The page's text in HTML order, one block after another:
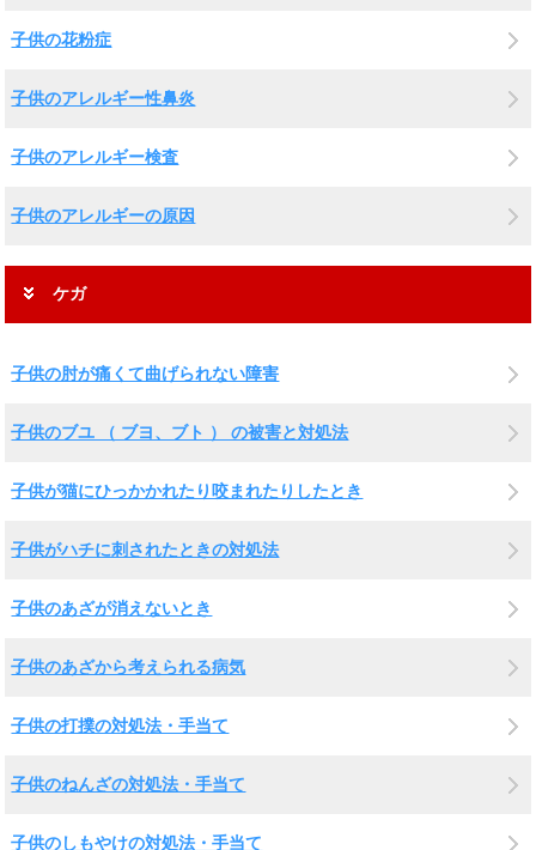
子供の花粉症
子供のアレルギー性鼻炎
子供のアレルギー検査
子供のアレルギーの原因
ケガ
子供の肘が痛くて曲げられない障害
子供のブユ （ ブヨ、ブト ） の被害と対処法
子供が猫にひっかかれたり咬まれたりしたとき
子供がハチに刺されたときの対処法
子供のあざが消えないとき
子供のあざから考えられる病気
子供の打撲の対処法・手当て
子供のねんざの対処法・手当て
子供のしもやけの対処法・手当て